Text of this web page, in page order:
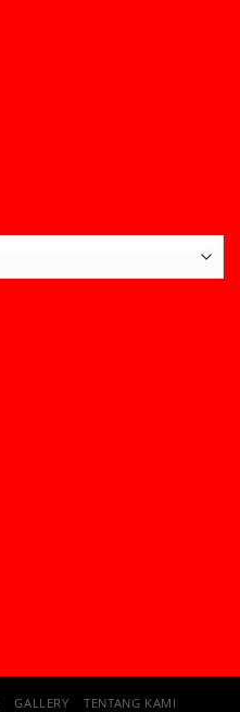
GALLERY TENTANG KAMI